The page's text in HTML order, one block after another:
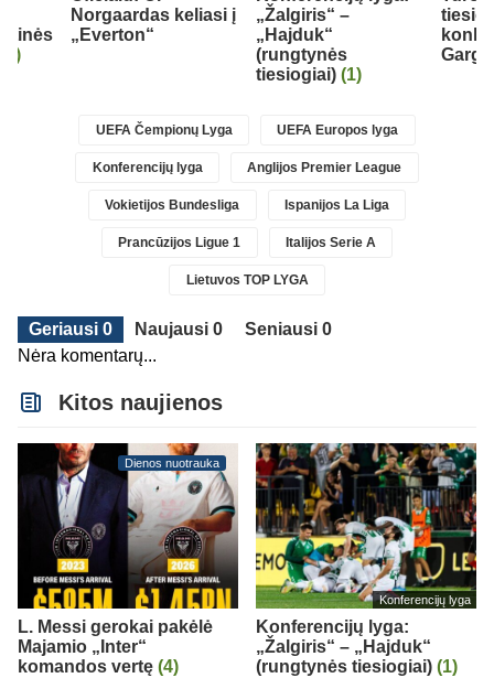
(1)
Norgaardas keliasi į
„Everton“
„Žalgiris“ –
„Hajduk“
(rungtynės
tiesiogiai) (1)
UEFA Čempionų Lyga UEFA Europos lyga
Konferencijų lyga Anglijos Premier League
Vokietijos Bundesliga Ispanijos La Liga
Prancūzijos Ligue 1 Italijos Serie A
Lietuvos TOP LYGA
Geriausi 0 Naujausi 0
Seniausi 0
Nėra komentarų...
Kitos naujienos
Dienos nuotrauka
L. Messi gerokai pakėlė
Majamio „Inter“
komandos vertę (4)
Konferencijų lyga
Konferencijų lyga:
„Žalgiris“ – „Hajduk“
(rungtynės tiesiogiai) (1)